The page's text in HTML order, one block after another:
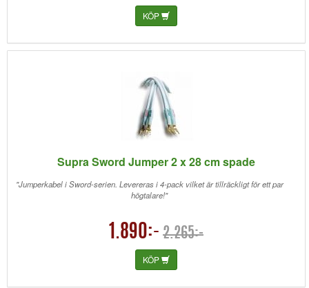
KÖP
Supra Sword Jumper 2 x 28 cm spade
"Jumperkabel i Sword-serien. Levereras i 4-pack vilket är tillräckligt för ett par
högtalare!"
1.890:- 2.265:-
KÖP